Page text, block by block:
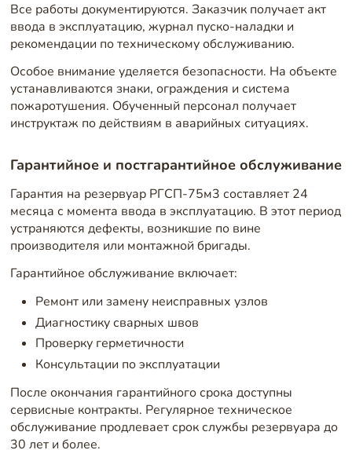
Все работы документируются. Заказчик получает акт
ввода в эксплуатацию, журнал пуско-наладки и
рекомендации по техническому обслуживанию.
Особое внимание уделяется безопасности. На объекте
устанавливаются знаки, ограждения и система
пожаротушения. Обученный персонал получает
инструктаж по действиям в аварийных ситуациях.
Гарантийное и постгарантийное обслуживание
Гарантия на резервуар РГСП-75м3 составляет 24
месяца с момента ввода в эксплуатацию. В этот период
устраняются дефекты, возникшие по вине
производителя или монтажной бригады.
Гарантийное обслуживание включает:
Ремонт или замену неисправных узлов
Диагностику сварных швов
Проверку герметичности
Консультации по эксплуатации
После окончания гарантийного срока доступны
сервисные контракты. Регулярное техническое
обслуживание продлевает срок службы резервуара до
30 лет и более.